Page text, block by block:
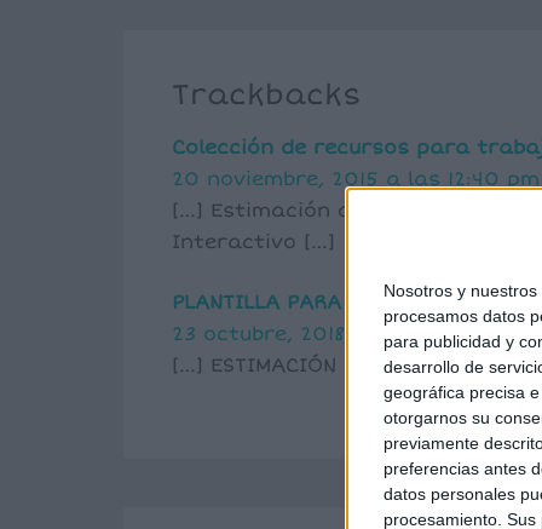
Nosotros y nuestros
procesamos datos
para publicidad y
desarrollo de
geográfica precisa
otorgarnos su
previamente
preferencias antes
datos personales
procesamiento.
Trackbacks
Colección de recursos para
20 noviembre, 2015 a las 12:40 pm
[…] Estimación de números
Interactivo […]
PLANTILLA PARA VISUALIZAR EL
23 octubre, 2018 a las 12:37 pm
[…] ESTIMACIÓN DE NÚMEROS